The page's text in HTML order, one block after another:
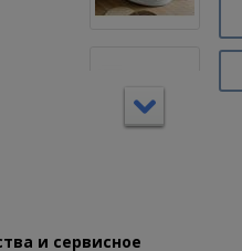
и сервисное